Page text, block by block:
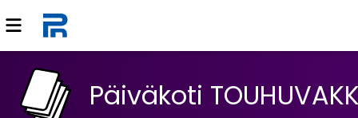
Päiväkoti